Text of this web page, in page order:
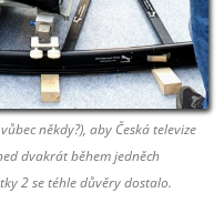
někdy?), aby Česká televize
dvakrát během jedněch
2 se téhle důvěry dostalo.